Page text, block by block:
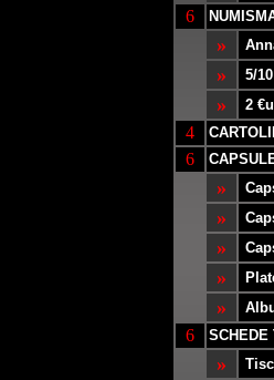
6
»
» 5/
» 2
4
6
»
»
»
»
»
6 SCHEDE
»